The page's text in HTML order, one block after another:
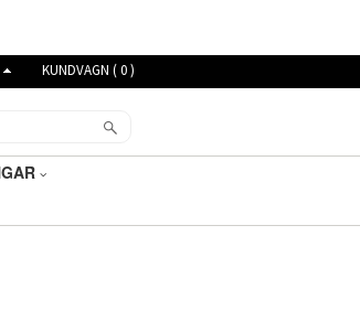
KUNDVAGN (0)